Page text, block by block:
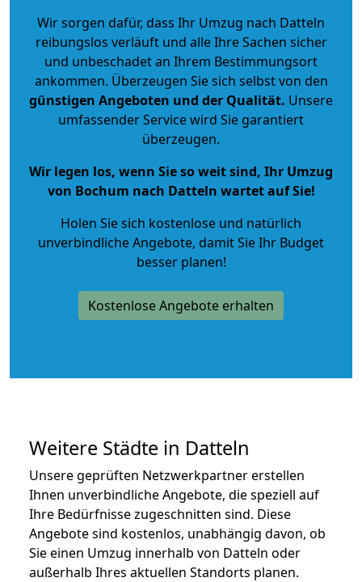
Wir sorgen dafür, dass Ihr Umzug nach Datteln
reibungslos verläuft und alle Ihre Sachen sicher
und unbeschadet an Ihrem Bestimmungsort
ankommen. Überzeugen Sie sich selbst von den
günstigen Angeboten und der Qualität. Unsere
umfassender Service wird Sie garantiert
überzeugen.
Wir legen los, wenn Sie so weit sind, Ihr Umzug
von Bochum nach Datteln wartet auf Sie!
Holen Sie sich kostenlose und natürlich
unverbindliche Angebote, damit Sie Ihr Budget
besser planen!
Kostenlose Angebote erhalten
Weitere Städte in Datteln
Unsere geprüften Netzwerkpartner erstellen
Ihnen unverbindliche Angebote, die speziell auf
Ihre Bedürfnisse zugeschnitten sind. Diese
Angebote sind kostenlos, unabhängig davon, ob
Sie einen Umzug innerhalb von Datteln oder
außerhalb Ihres aktuellen Standorts planen.